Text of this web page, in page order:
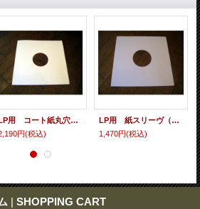
LP用 コート紙丸穴ジャケ 10枚セット
円(税込)
LP用 紙スリーヴ（レギュラー 四角の角） 10枚セット
1,470円(税込)
| SHOPPING CART